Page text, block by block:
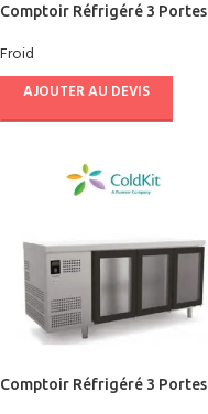
Comptoir Réfrigéré 3 Portes
Froid
AJOUTER AU DEVIS
Comptoir Réfrigéré 3 Portes